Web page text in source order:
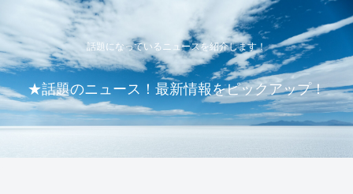
話題になっているニュースを紹介します！
★話題のニュース！最新情報をピックアップ！